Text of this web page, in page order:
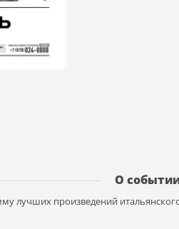
О
лучших произведений